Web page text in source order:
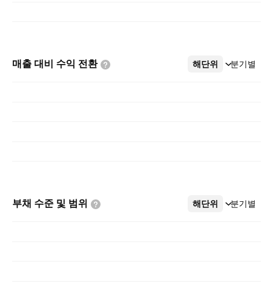
매출 대비 수익 전환 해단위 분기별
더보기
부채 수준 및 범위 해단위 분기별
더보기